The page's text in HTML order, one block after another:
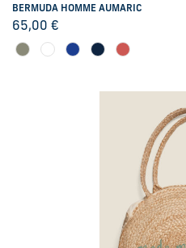
BERMUDA HOMME AUMARIC
65,00 €